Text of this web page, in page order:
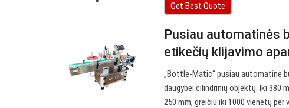
Get Best Quote
Pusiau automatinės
etikečių klijavimo
„Bottle-Matic“ pusiau automatinė
daugybei cilindrinių objektų. Iki 380
250 mm, greičiu iki 1000 vienetų per